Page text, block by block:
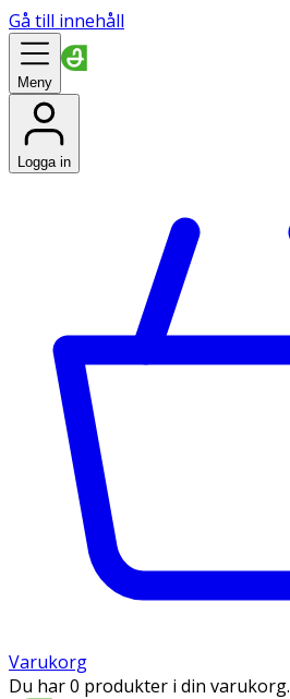
Gå till innehåll
Meny
Logga in
Varukorg
Du har 0 produkter i din varukorg.